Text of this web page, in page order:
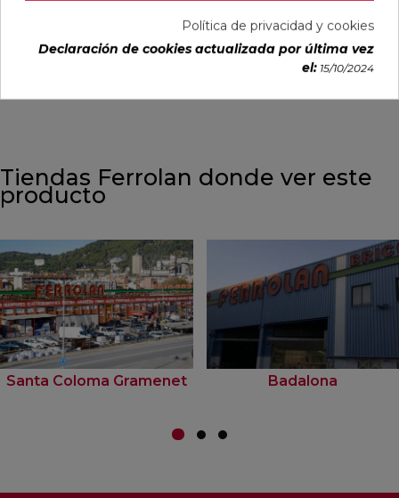
VER MÁS VER MÁS VER MÁS VER MÁS
Tiendas Ferrolan donde ver este
producto
Santa Coloma Gramenet Badalona
Política de privacidad y cookies
Declaración de cookies actualizada por última vez
el: 15/10/2024